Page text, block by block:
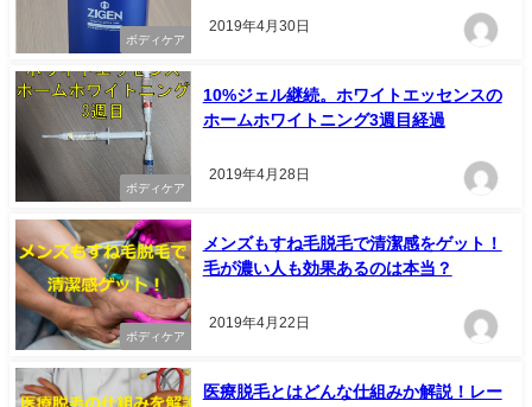
ボディケア
2019年4月30日
ボディケア
10%ジェル継続。ホワイトエッセンスの
ホームホワイトニング3週目経過
2019年4月28日
ボディケア
メンズもすね毛脱毛で清潔感をゲット！
毛が濃い人も効果あるのは本当？
2019年4月22日
医療脱毛とはどんな仕組みか解説！レー